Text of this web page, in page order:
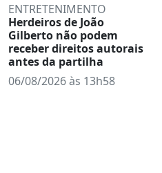
ENTRETENIMENTO
Herdeiros de João
Gilberto não podem
receber direitos autorais
antes da partilha
06/08/2026 às 13h58